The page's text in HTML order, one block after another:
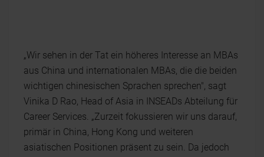
„Wir sehen in der Tat ein höheres Interesse an MBAs
aus China und internationalen MBAs, die die beiden
wichtigen chinesischen Sprachen sprechen", sagt
Vinika D Rao, Head of Asia in INSEADs Abteilung für
Career Services. „Zurzeit fokussieren wir uns darauf,
primär in China, Hong Kong und weiteren
asiatischen Positionen präsent zu sein. Da jedoch